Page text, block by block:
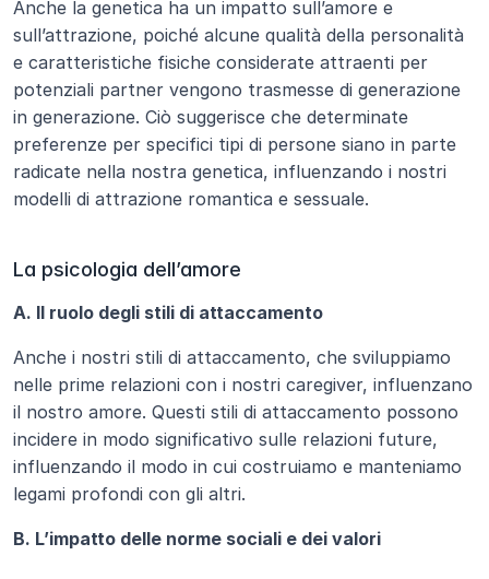
Anche la genetica ha un impatto sull’amore e
sull’attrazione, poiché alcune qualità della personalità
e caratteristiche fisiche considerate attraenti per
potenziali partner vengono trasmesse di generazione
in generazione. Ciò suggerisce che determinate
preferenze per specifici tipi di persone siano in parte
radicate nella nostra genetica, influenzando i nostri
modelli di attrazione romantica e sessuale.
La psicologia dell’amore
A. Il ruolo degli stili di attaccamento
Anche i nostri stili di attaccamento, che sviluppiamo
nelle prime relazioni con i nostri caregiver, influenzano
il nostro amore. Questi stili di attaccamento possono
incidere in modo significativo sulle relazioni future,
influenzando il modo in cui costruiamo e manteniamo
legami profondi con gli altri.
B. L’impatto delle norme sociali e dei valori